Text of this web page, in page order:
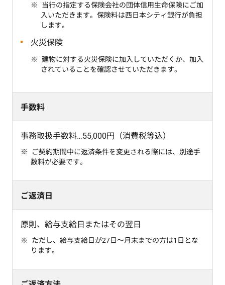
当行の指定する保険会社の団体信用生命保険にご加
入いただきます。保険料は西日本シティ銀行が負担
します。
火災保険
建物に対する火災保険に加入していただくか、加入
されていることを確認させていただきます。
手数料
事務取扱手数料…55,000円（消費税等込）
ご契約期間中に返済条件を変更される際には、別途手
数料が必要です。
ご返済日
原則、給与支給日またはその翌日
ただし、給与支給日が27日～月末までの方は1日とな
ります。